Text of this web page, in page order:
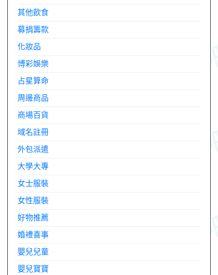
其他飲食
募捐籌款
化妝品
博彩娛樂
占星算命
周邊商品
商場百貨
域名註冊
外包派遣
大學大專
女士服裝
女性服裝
好物推薦
婚禮喜事
嬰兒兒童
嬰兒寶寶